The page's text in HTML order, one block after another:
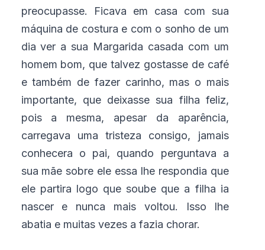
preocupasse. Ficava em casa com sua
máquina de costura e com o sonho de um
dia ver a sua Margarida casada com um
homem bom, que talvez gostasse de café
e também de fazer carinho, mas o mais
importante, que deixasse sua filha feliz,
pois a mesma, apesar da aparência,
carregava uma tristeza consigo, jamais
conhecera o pai, quando perguntava a
sua mãe sobre ele essa lhe respondia que
ele partira logo que soube que a filha ia
nascer e nunca mais voltou. Isso lhe
abatia e muitas vezes a fazia chorar.